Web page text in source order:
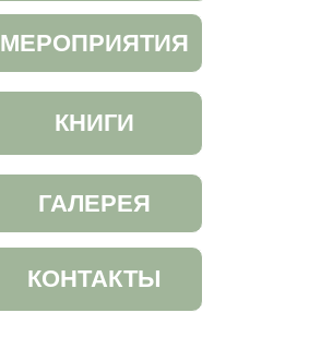
МЕРОПРИЯТИЯ
КОНТАКТЫ
ГАЛЕРЕЯ
КНИГИ